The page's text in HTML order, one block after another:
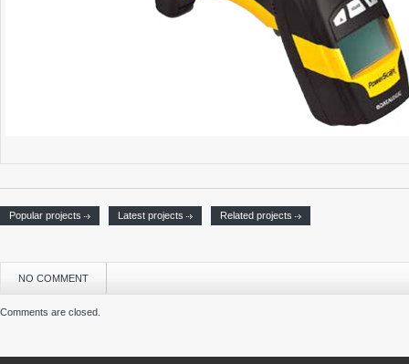
Popular projects Latest projects Related projects
NO COMMENT
Comments are closed.